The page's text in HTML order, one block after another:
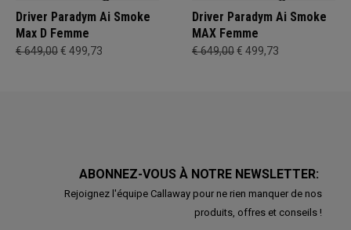
Driver Paradym Ai Smoke
Max D Femme
€ 649,00€ 499,73
Driver Paradym Ai Smoke
MAX Femme
€ 649,00€ 499,73
ABONNEZ-VOUS À NOTRE NEWSLETTER:
Rejoignez l'équipe Callaway pour ne rien manquer de nos
produits, offres et conseils !